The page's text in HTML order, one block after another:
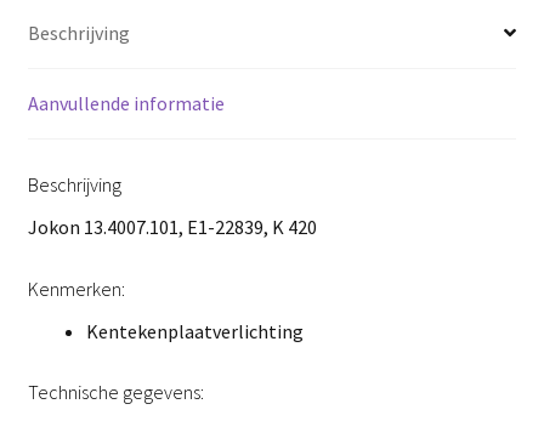
Beschrijving
Aanvullende informatie
Beschrijving
Jokon 13.4007.101, E1-22839, K 420
Kenmerken:
Kentekenplaatverlichting
Technische gegevens: